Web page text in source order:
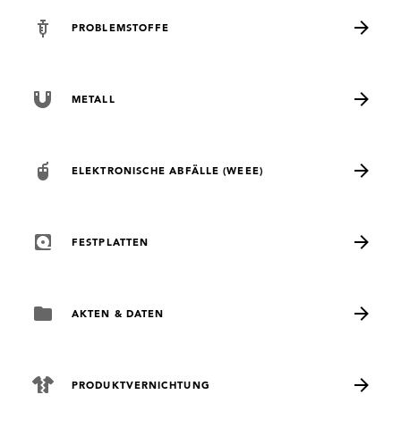
PROBLEMSTOFFE
METALL
ELEKTRONISCHE ABFÄLLE (WEEE)
FESTPLATTEN
AKTEN & DATEN
PRODUKTVERNICHTUNG